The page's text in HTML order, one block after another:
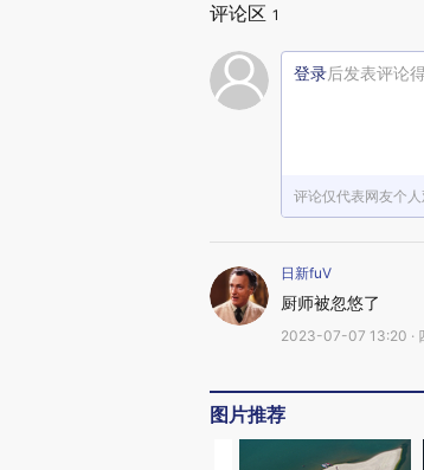
评论区 1
登录后发表评论
评论仅代表网友个
日新fuV
厨师被忽悠了
2023-07-07 13:20 ·
图片推荐